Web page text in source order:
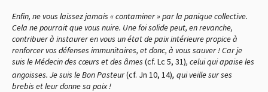
Enfin, ne vous laissez jamais « contaminer » par la panique collective.
Cela ne pourrait que vous nuire. Une foi solide peut, en revanche,
contribuer à instaurer en vous un état de paix intérieure propice à
renforcer vos défenses immunitaires, et donc, à vous sauver ! Car je
suis le Médecin des cœurs et des âmes (cf. Lc 5, 31), celui qui apaise les
angoisses. Je suis le Bon Pasteur(cf. Jn 10, 14), qui veille sur ses
brebis et leur donne sa paix !